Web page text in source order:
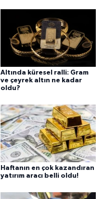
Altında küresel ralli: Gram
ve çeyrek altın ne kadar
oldu?
Haftanın en çok kazandıran
yatırım aracı belli oldu!